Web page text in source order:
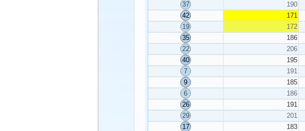
37
190
42
171
19
172
35
186
22
206
40
195
7
191
9
185
6
186
26
191
29
201
17
183